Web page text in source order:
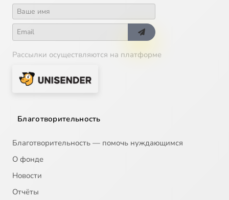
Рассылки осуществляются на платформе
Благотворительность
Благотворительность — помочь нуждающимся
О фонде
Новости
Отчёты